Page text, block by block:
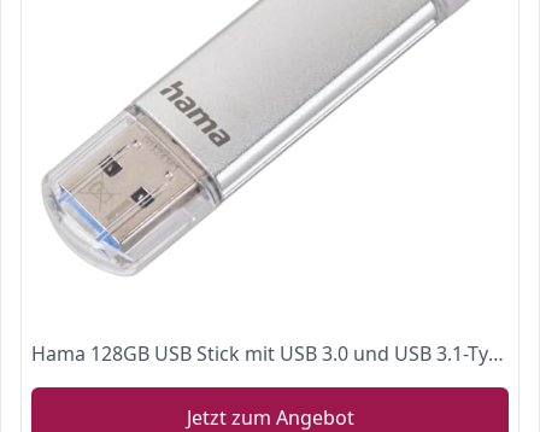
Hama 128GB USB Stick mit USB 3.0 und USB 3.1-Type-C (2-in-1 Speicherstick, z.B. für Android Handy, Tablet, Computer, Notebook, MacBook, OTG, 40MB/s) USB-Typ-C Handy-Stick, Doppel Memory-Stick silber
Jetzt zum Angebot